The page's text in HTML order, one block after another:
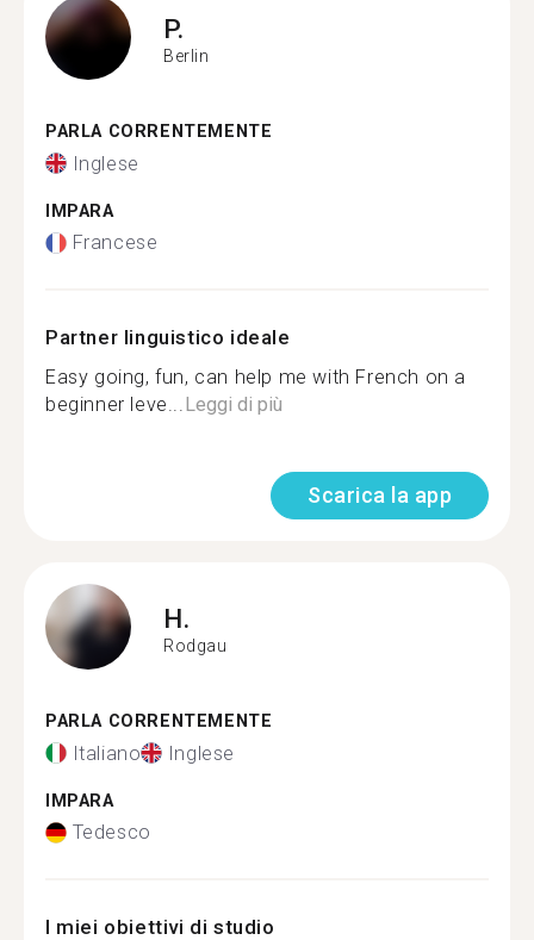
P.
Berlin
PARLA CORRENTEMENTE
Inglese
IMPARA
Francese
Partner linguistico ideale
Easy going, fun, can help me with French on a
beginner leve...Leggi di più
Scarica la app
H.
Rodgau
PARLA CORRENTEMENTE
Italiano Inglese
IMPARA
Tedesco
I miei obiettivi di studio